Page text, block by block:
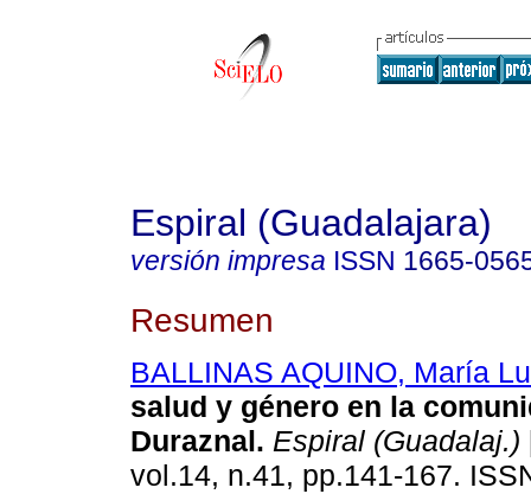
Espiral (Guadalajara)
versión impresa ISSN 1665-
Resumen
BALLINAS AQUINO, María
salud y género en la
Duraznal. Espiral (Guadalaj.)
vol.14, n.41, pp.141-167.